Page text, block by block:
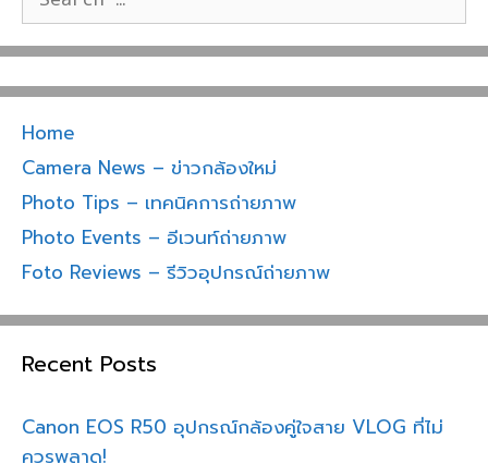
o
k
for:
Home
Camera News – ข่าวกล้องใหม่
Photo Tips – เทคนิคการถ่ายภาพ
Photo Events – อีเวนท์ถ่ายภาพ
Foto Reviews – รีวิวอุปกรณ์ถ่ายภาพ
Recent Posts
Canon EOS R50 อุปกรณ์กล้องคู่ใจสาย VLOG ที่ไม่
ควรพลาด!